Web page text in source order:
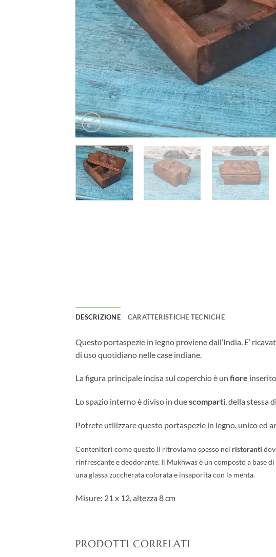
DESCRIZIONE CARATTERISTICHE TECNICHE
Questo portaspezie in legno proviene dall’India. E’
di uso quotidiano nelle case indiane.
La figura principale incisa sul coperchio è un fiore
Lo spazio interno è diviso in duescomparti, della stessa
Potrete utilizzare questo portaspezie in legno, unico ed
Contenitori come questo li ritroviamo spesso nei ristoranti
rinfrescante e deodorante. Il Mukhwas è un composto a base
una glassa zuccherata colorata e insaporita con la menta.
Misure: 21 x 12, altezza 8 cm
PRODOTTI CORRELATI